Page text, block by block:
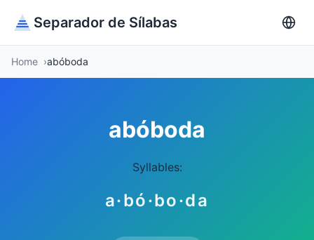
Separador de Sílabas
Home abóboda
abóboda
Syllables:
a·bó·bo·da